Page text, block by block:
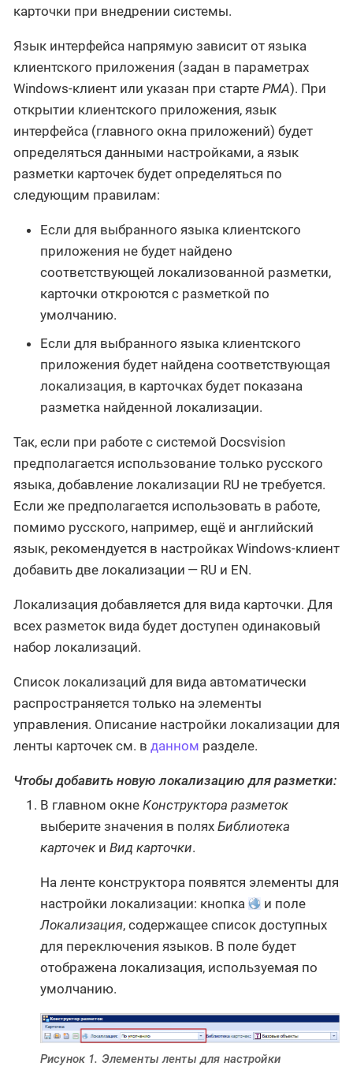
карточки при внедрении системы.
Язык интерфейса напрямую зависит от языка
клиентского приложения (задан в параметрах
Windows-клиент или указан при старте РМА). При
открытии клиентского приложения, язык
интерфейса (главного окна приложений) будет
определяться данными настройками, а язык
разметки карточек будет определяться по
следующим правилам:
Если для выбранного языка клиентского
приложения не будет найдено
соответствующей локализованной разметки,
карточки откроются с разметкой по
умолчанию.
Если для выбранного языка клиентского
приложения будет найдена соответствующая
локализация, в карточках будет показана
разметка найденной локализации.
Так, если при работе с системой Docsvision
предполагается использование только русского
языка, добавление локализации RU не требуется.
Если же предполагается использовать в работе,
помимо русского, например, ещё и английский
язык, рекомендуется в настройках Windows-клиент
добавить две локализации — RU и EN.
Локализация добавляется для вида карточки. Для
всех разметок вида будет доступен одинаковый
набор локализаций.
Список локализаций для вида автоматически
распространяется только на элементы
управления. Описание настройки локализации для
ленты карточек см. в данном разделе.
Чтобы добавить новую локализацию для разметки:
В главном окне Конструктора разметок
выберите значения в полях Библиотека
карточек и Вид карточки.
На ленте конструктора появятся элементы для
настройки локализации: кнопка
и поле
Локализация, содержащее список доступных
для переключения языков. В поле будет
отображена локализация, используемая по
умолчанию.
Рисунок 1. Элементы ленты для настройки